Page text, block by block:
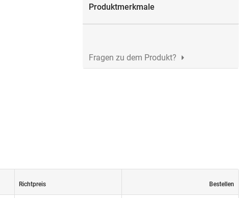
Produktmerkmale
Fragen zu dem Produkt?
Richtpreis Bestellen